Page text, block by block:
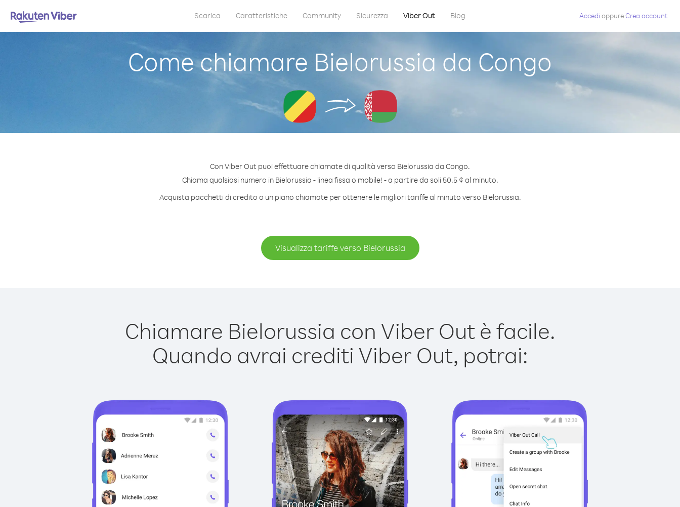
Scarica Caratteristiche Community Sicurezza Viber Out Blog Accedi oppureCrea account
Come chiamare Bielorussia da Congo
Con Viber Out puoi effettuare chiamate di qualità verso Bielorussia da Congo.
Chiama qualsiasi numero in Bielorussia - linea fissa o mobile! - a partire da soli 50.5 ¢ al minuto.
Acquista pacchetti di credito o un piano chiamate per ottenere le migliori tariffe al minuto verso Bielorussia.
Visualizza tariffe verso Bielorussia
Chiamare Bielorussia con Viber Out è facile.
Quando avrai crediti Viber Out, potrai: